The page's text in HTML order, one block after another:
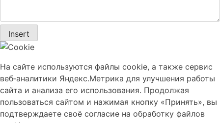
Insert
На сайте используются файлы cookie, а также сервис
веб‑аналитики Яндекс.Метрика для улучшения работы
сайта и анализа его использования. Продолжая
пользоваться сайтом и нажимая кнопку «Принять», вы
подтверждаете своё согласие на обработку файлов